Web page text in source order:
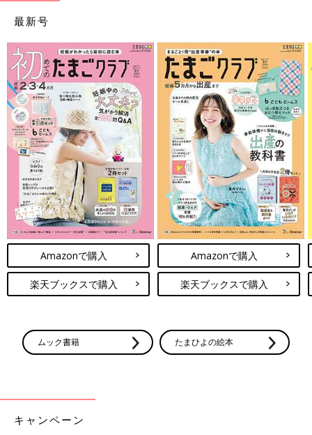
最新号
Amazonで購入
楽天ブックスで購入
Amazonで購入
楽天ブックスで購入
ムック書籍 たまひよの絵本
キャンペーン